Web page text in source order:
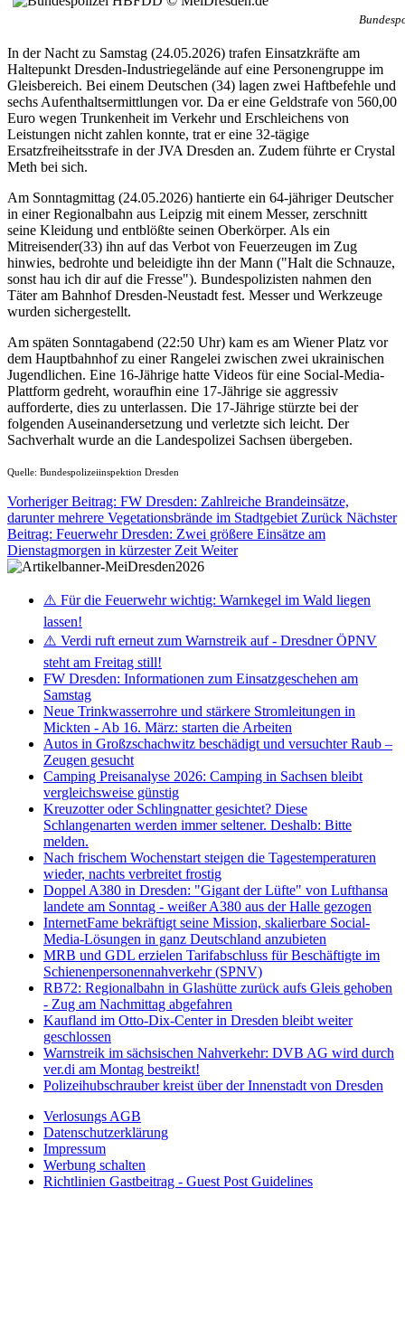
In der Nacht zu Samstag (24.05.2026) trafen Einsatzkräfte am
Haltepunkt Dresden-Industriegelände auf eine Personengruppe im
Gleisbereich. Bei einem Deutschen (34) lagen zwei Haftbefehle und
sechs Aufenthaltsermittlungen vor. Da er eine Geldstrafe von 560,00
Euro wegen Trunkenheit im Verkehr und Erschleichens von
Leistungen nicht zahlen konnte, trat er eine 32-tägige
Ersatzfreiheitsstrafe in der JVA Dresden an. Zudem führte er Crystal
Meth bei sich.
Am Sonntagmittag (24.05.2026) hantierte ein 64-jähriger Deutscher
in einer Regionalbahn aus Leipzig mit einem Messer, zerschnitt
seine Kleidung und entblößte seinen Oberkörper. Als ein
Mitreisender(33) ihn auf das Verbot von Feuerzeugen im Zug
hinwies, bedrohte und beleidigte ihn der Mann ("Halt die Schnauze,
sonst hau ich dir auf die Fresse"). Bundespolizisten nahmen den
Täter am Bahnhof Dresden-Neustadt fest. Messer und Werkzeuge
wurden sichergestellt.
Am späten Sonntagabend (22:50 Uhr) kam es am Wiener Platz vor
dem Hauptbahnhof zu einer Rangelei zwischen zwei ukrainischen
Jugendlichen. Eine 16-Jährige hatte Videos für eine Social-Media-
Plattform gedreht, woraufhin eine 17-Jährige sie aggressiv
aufforderte, dies zu unterlassen. Die 17-Jährige stürzte bei der
folgenden Auseinandersetzung und verletzte sich leicht. Der
Sachverhalt wurde an die Landespolizei Sachsen übergeben.
Quelle: Bundespolizeiinspektion Dresden
Vorheriger Beitrag: FW Dresden: Zahlreiche Brandeinsätze,
darunter mehrere Vegetationsbrände im Stadtgebiet Zurück Nächster
Beitrag: Feuerwehr Dresden: Zwei größere Einsätze am
Dienstagmorgen in kürzester Zeit Weiter
⚠️ Für die Feuerwehr wichtig: Warnkegel im Wald liegen
lassen!
⚠️ Verdi ruft erneut zum Warnstreik auf - Dresdner ÖPNV
steht am Freitag still!
FW Dresden: Informationen zum Einsatzgeschehen am
Samstag
Neue Trinkwasserrohre und stärkere Stromleitungen in
Mickten - Ab 16. März: starten die Arbeiten
Autos in Großzschachwitz beschädigt und versuchter Raub –
Zeugen gesucht
Camping Preisanalyse 2026: Camping in Sachsen bleibt
vergleichsweise günstig
Kreuzotter oder Schlingnatter gesichtet? Diese
Schlangenarten werden immer seltener. Deshalb: Bitte
melden.
Nach frischem Wochenstart steigen die Tagestemperaturen
wieder, nachts verbreitet frostig
Doppel A380 in Dresden: "Gigant der Lüfte" von Lufthansa
landete am Sonntag - weißer A380 aus der Halle gezogen
InternetFame bekräftigt seine Mission, skalierbare Social-
Media-Lösungen in ganz Deutschland anzubieten
MRB und GDL erzielen Tarifabschluss für Beschäftigte im
Schienenpersonennahverkehr (SPNV)
RB72: Regionalbahn in Glashütte zurück aufs Gleis gehoben
- Zug am Nachmittag abgefahren
Kaufland im Otto-Dix-Center in Dresden bleibt weiter
geschlossen
Warnstreik im sächsischen Nahverkehr: DVB AG wird durch
ver.di am Montag bestreikt!
Polizeihubschrauber kreist über der Innenstadt von Dresden
Verlosungs AGB
Datenschutzerklärung
Impressum
Werbung schalten
Richtlinien Gastbeitrag - Guest Post Guidelines